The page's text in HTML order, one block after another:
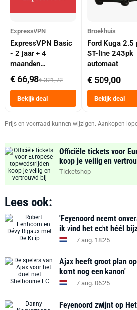
ExpressVPN
ExpressVPN Basic
- 2 jaar + 4
maanden
abonnement
€ 66,98€ 321,72
Bekijk deal
Broekhuis
Ford Kuga 2.5
ST-line 243pk
automaat
€ 509,00
Bekijk deal
Prijs en voorraad kunnen wijzigen. Aankopen
Officiële tickets voor
koop je veilig en
Ticketshop
Lees ook:
'Feyenoord neemt
ik vind het echt héél
7 aug. 18:25
Ajax heeft groot plan
komt nog een kanon'
7 aug. 06:25
Feyenoord zwijnt op